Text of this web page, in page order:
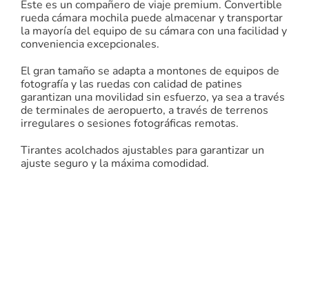
Este es un compañero de viaje premium. Convertible
rueda cámara mochila puede almacenar y transportar
la mayoría del equipo de su cámara con una facilidad y
conveniencia excepcionales.
El gran tamaño se adapta a montones de equipos de
fotografía y las ruedas con calidad de patines
garantizan una movilidad sin esfuerzo, ya sea a través
de terminales de aeropuerto, a través de terrenos
irregulares o sesiones fotográficas remotas.
Tirantes acolchados ajustables para garantizar un
ajuste seguro y la máxima comodidad.